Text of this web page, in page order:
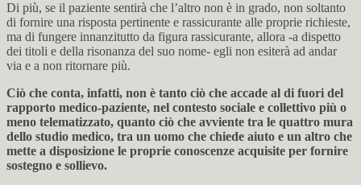
Di più, se il paziente sentirà che l’altro non è in grado, non soltanto
di fornire una risposta pertinente e rassicurante alle proprie richieste,
ma di fungere innanzitutto da figura rassicurante, allora -a dispetto
dei titoli e della risonanza del suo nome- egli non esiterà ad andar
via e a non ritornare più.
Ciò che conta, infatti, non è tanto ciò che accade al di fuori del
rapporto medico-paziente, nel contesto sociale e collettivo più o
meno telematizzato, quanto ciò che avviente tra le quattro mura
dello studio medico, tra un uomo che chiede aiuto e un altro che
mette a disposizione le proprie conoscenze acquisite per fornire
sostegno e sollievo.